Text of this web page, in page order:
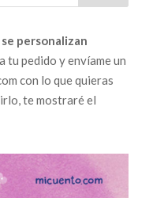
personalizan
tu pedido y envíame un
con lo que quieras
te mostraré el